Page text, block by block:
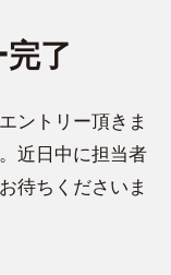
了
ントリー頂きま
近日中に担当者
待ちくださいま